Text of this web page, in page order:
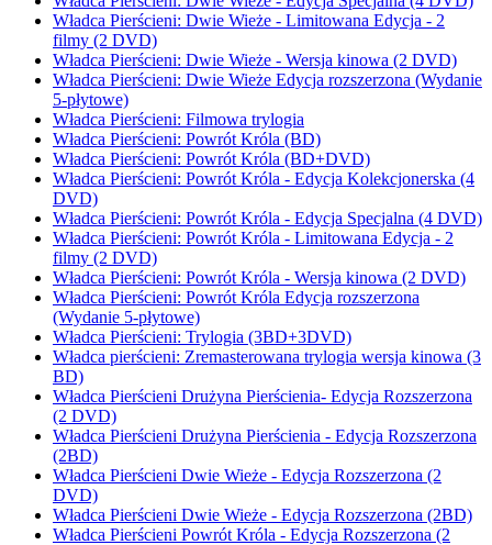
Władca Pierścieni: Dwie Wieże - Limitowana Edycja - 2
filmy (2 DVD)
Władca Pierścieni: Dwie Wieże - Wersja kinowa (2 DVD)
Władca Pierścieni: Dwie Wieże Edycja rozszerzona (Wydanie
5-płytowe)
Władca Pierścieni: Filmowa trylogia
Władca Pierścieni: Powrót Króla (BD)
Władca Pierścieni: Powrót Króla (BD+DVD)
Władca Pierścieni: Powrót Króla - Edycja Kolekcjonerska (4
DVD)
Władca Pierścieni: Powrót Króla - Edycja Specjalna (4 DVD)
Władca Pierścieni: Powrót Króla - Limitowana Edycja - 2
filmy (2 DVD)
Władca Pierścieni: Powrót Króla - Wersja kinowa (2 DVD)
Władca Pierścieni: Powrót Króla Edycja rozszerzona
(Wydanie 5-płytowe)
Władca Pierścieni: Trylogia (3BD+3DVD)
Władca pierścieni: Zremasterowana trylogia wersja kinowa (3
BD)
Władca Pierścieni Drużyna Pierścienia- Edycja Rozszerzona
(2 DVD)
Władca Pierścieni Drużyna Pierścienia - Edycja Rozszerzona
(2BD)
Władca Pierścieni Dwie Wieże - Edycja Rozszerzona (2
DVD)
Władca Pierścieni Dwie Wieże - Edycja Rozszerzona (2BD)
Władca Pierścieni Powrót Króla - Edycja Rozszerzona (2